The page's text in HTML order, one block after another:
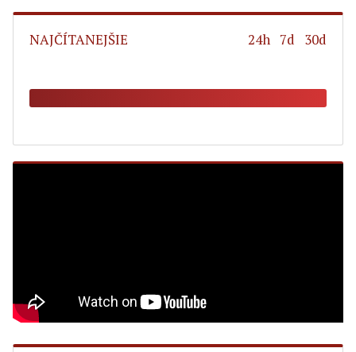
NAJČÍTANEJŠIE 24h 7d 30d